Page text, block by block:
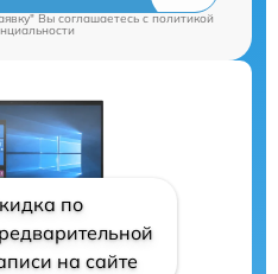
Вы соглашаетесь cполитикой
по
на сайте